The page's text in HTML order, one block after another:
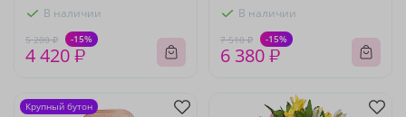
В наличии
5 200 ₽ -15%
4 420 ₽
В наличии
7 510 ₽ -15%
6 380 ₽
Крупный бутон